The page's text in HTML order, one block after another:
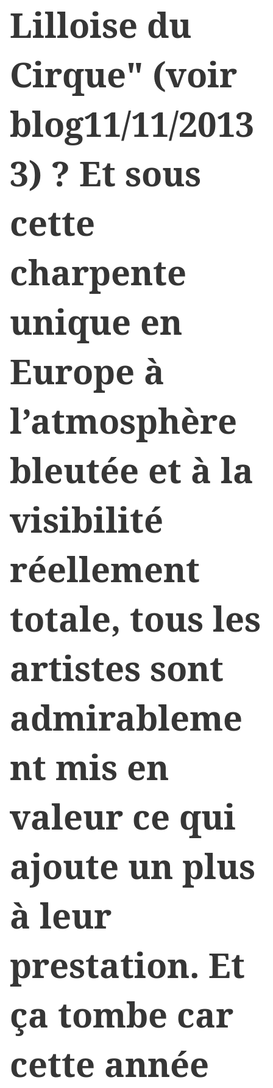
Lilloise du
Cirque" (voir
blog11/11/2013
3) ? Et sous
cette
charpente
unique en
Europe à
l’atmosphère
bleutée et à la
visibilité
réellement
totale, tous les
artistes sont
admirableme
nt mis en
valeur ce qui
ajoute un plus
à leur
prestation. Et
ça tombe car
cette année